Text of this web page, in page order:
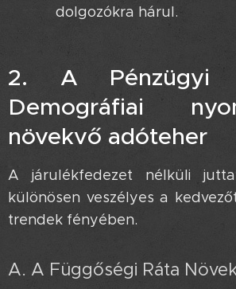
dolgozókra hárul.
2. A Pénzügyi
Demográfiai
növekvő adóteher 🛡️
A járulékfedezet nélküli
különösen veszélyes a
trendek fényében.
A. A Függőségi Ráta